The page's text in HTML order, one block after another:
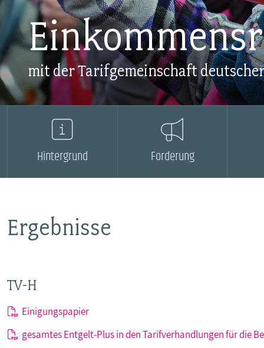
ARBEITNEHMENDE
POLITIK & POSITIONEN
MITBESTIMMUNG
MITGLIEDSCHAFT & SERVICE
mit der Tarifgemeinschaft
Hintergrund Forderung
Ergebnisse
TV-H
Einigungspapier
gesamtes Entgelt-Plus in den Tarifverhandlungen für die